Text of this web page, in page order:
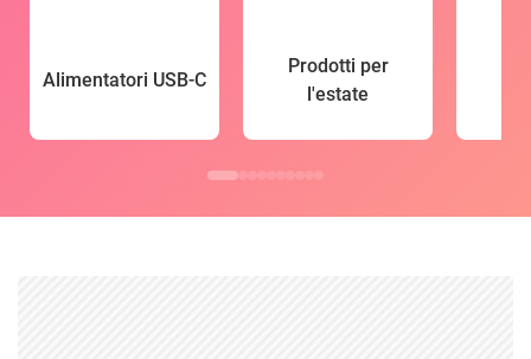
Alimentatori USB-C
Prodotti per
l'estate